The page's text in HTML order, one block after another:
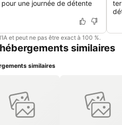
une journée de détente
et peut ne pas être exact à 100 %.
similaires
similaires